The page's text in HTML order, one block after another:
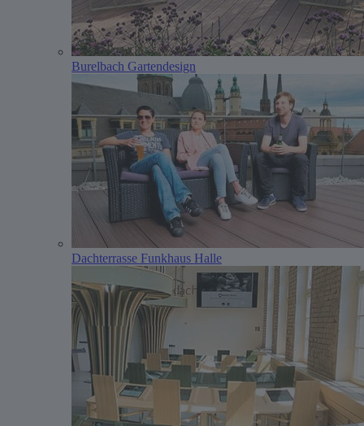
Burelbach Gartendesign
Dachterrasse Funkhaus Halle